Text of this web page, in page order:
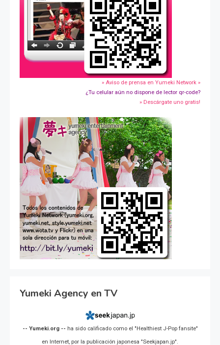
» Aviso de prensa en Yumeki Network »
¿Tu celular aún no dispone de lector qr-code?
» Descárgate uno gratis!
Yumeki Agency en TV
-- Yumeki.org -- ha sido calificado como el "Healthiest J-Pop fansite"
en Internet, por la publicación japonesa "Seekjapan.jp".